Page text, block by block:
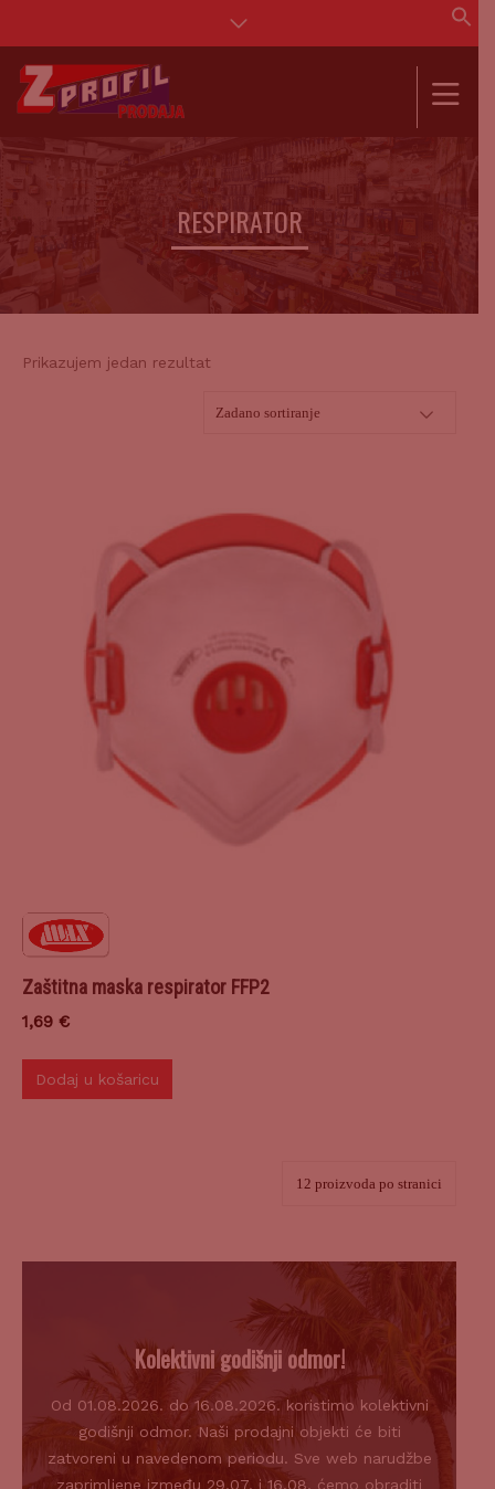
RESPIRATOR
Prikazujem jedan rezultat
Zaštitna maska respirator FFP2
1,69 €
Dodaj u košaricu
Kolektivni godišnji odmor!
Od 01.08.2026. do 16.08.2026. koristimo kolektivni
godišnji odmor. Naši prodajni objekti će biti
zatvoreni u navedenom periodu. Sve web narudžbe
zaprimljene između 29.07. i 16.08. ćemo obraditi